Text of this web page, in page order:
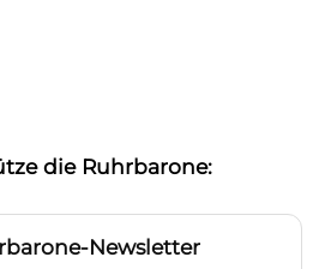
die Ruhrbarone:
Newsletter